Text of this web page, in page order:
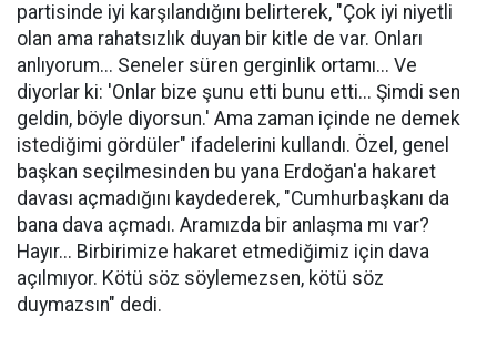
partisinde iyi karşılandığını belirterek, "Çok iyi niyetli
olan ama rahatsızlık duyan bir kitle de var. Onları
anlıyorum... Seneler süren gerginlik ortamı... Ve
diyorlar ki: 'Onlar bize şunu etti bunu etti... Şimdi sen
geldin, böyle diyorsun.' Ama zaman içinde ne demek
istediğimi gördüler" ifadelerini kullandı. Özel, genel
başkan seçilmesinden bu yana Erdoğan'a hakaret
davası açmadığını kaydederek, "Cumhurbaşkanı da
bana dava açmadı. Aramızda bir anlaşma mı var?
Hayır... Birbirimize hakaret etmediğimiz için dava
açılmıyor. Kötü söz söylemezsen, kötü söz
duymazsın" dedi.